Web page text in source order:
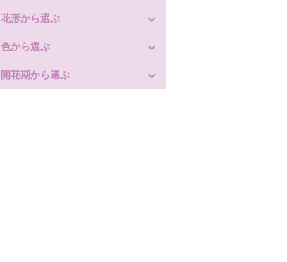
花形から選ぶ
色から選ぶ
開花期から選ぶ